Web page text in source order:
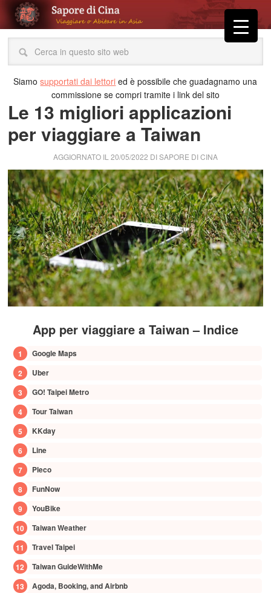
Siamosupportati dai lettori ed è possibile che guadagnamo una
commissione se compri tramite i link del sito
Le 13 migliori applicazioni
per viaggiare a Taiwan
AGGIORNATO IL 20/05/2022 DISAPORE DI CINA
App per viaggiare a Taiwan – Indice
Google Maps
Uber
GO! Taipei Metro
Tour Taiwan
KKday
Line
Pleco
FunNow
YouBike
Taiwan Weather
Travel Taipei
Taiwan GuideWithMe
Agoda, Booking, and Airbnb